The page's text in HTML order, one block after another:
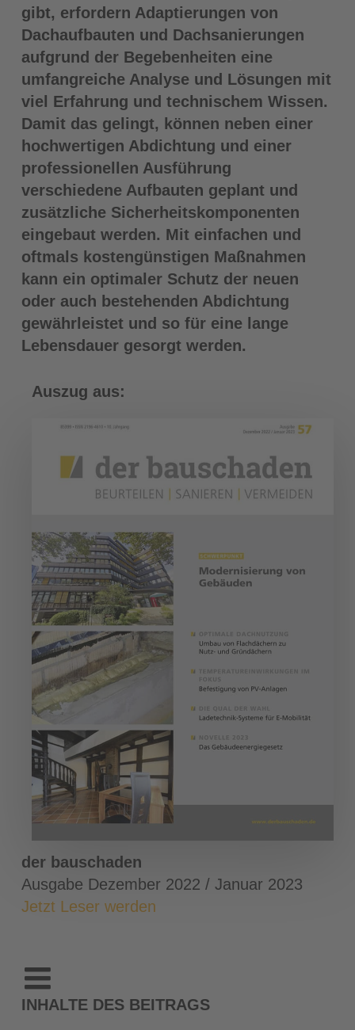
gibt, erfordern Adaptierungen von
Dachaufbauten und Dachsanierungen
aufgrund der Begebenheiten eine
umfangreiche Analyse und Lösungen mit
viel Erfahrung und technischem Wissen.
Damit das gelingt, können neben einer
hochwertigen Abdichtung und einer
professionellen Ausführung
verschiedene Aufbauten geplant und
zusätzliche Sicherheitskomponenten
eingebaut werden. Mit einfachen und
oftmals kostengünstigen Maßnahmen
kann ein optimaler Schutz der neuen
oder auch bestehenden Abdichtung
gewährleistet und so für eine lange
Lebensdauer gesorgt werden.
Auszug aus:
der bauschaden
Ausgabe Dezember 2022 / Januar 2023
Jetzt Leser werden
INHALTE DES BEITRAGS